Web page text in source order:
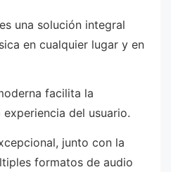
una solución integral
en cualquier lugar y en
facilita la
del usuario.
junto con la
formatos de audio